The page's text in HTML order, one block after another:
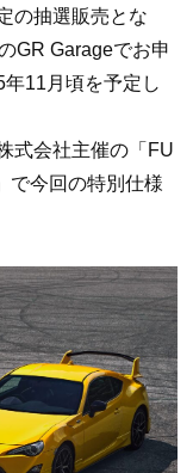
の抽選販売とな
GR Garageでお申
11月頃を予定し
式会社主催の「FU
で今回の特別仕様